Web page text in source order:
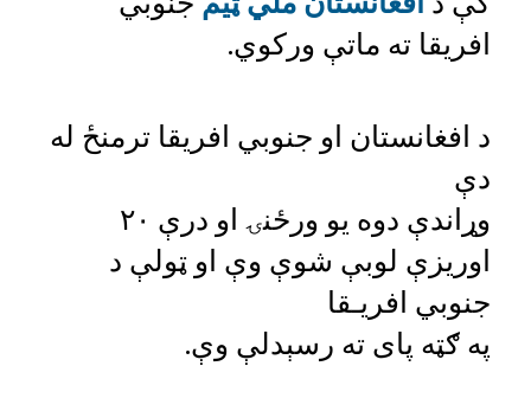
افریقا ته ماتې ورکوي.
د افغانستان او جنوبي افریقا ترمنځ له
دې
وړاندې دوه یو ورځنۍ او درې ۲۰
اوریزې لوبې شوې وې او ټولې د
جنوبي افریـقا
په ګټه پای ته رسېدلې وې.